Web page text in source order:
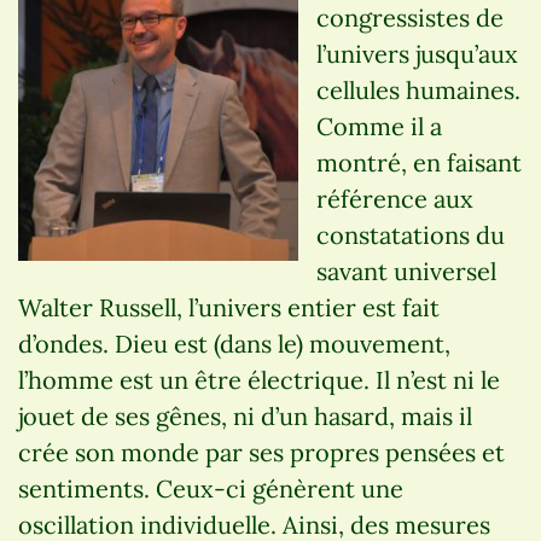
congressistes de
l’univers jusqu’aux
cellules humaines.
Comme il a
montré, en faisant
référence aux
constatations du
savant universel
Walter Russell, l’univers entier est fait
d’ondes. Dieu est (dans le) mouvement,
l’homme est un être électrique. Il n’est ni le
jouet de ses gênes, ni d’un hasard, mais il
crée son monde par ses propres pensées et
sentiments. Ceux-ci génèrent une
oscillation individuelle. Ainsi, des mesures